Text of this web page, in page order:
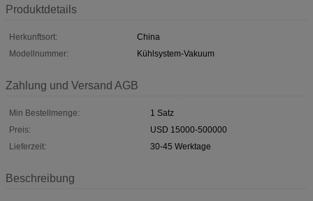
Produktdetails
Herkunftsort:
China
Modellnummer:
Kühlsystem-Vakuum
Zahlung und Versand AGB
Min Bestellmenge:
1 Satz
Preis:
USD 15000-500000
Lieferzeit:
30-45 Werktage
Beschreibung